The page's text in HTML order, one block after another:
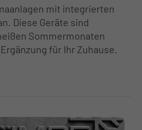
mit integrierten
Diese Geräte sind
Sommermonaten
für Ihr Zuhause.